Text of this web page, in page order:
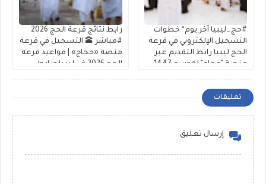
#حج_ليبيا آخر يوم* خطوات
التسجيل الإلكتروني في قرعة
الحج ليبيا رابط التقديم عبر
رابط نتائج قرعة الحج 2026
#مباشر 🕋 التسجيل في قرعة
منصة «حجاج» | مواعيد قرعة
الحج 2026 في ليبيا ورابط
تعليقات
إرسال تعليق